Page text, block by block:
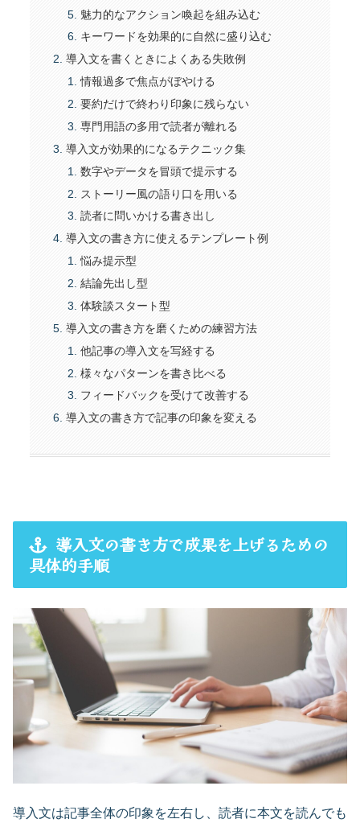
魅力的なアクション喚起を組み込む
キーワードを効果的に自然に盛り込む
導入文を書くときによくある失敗例
情報過多で焦点がぼやける
要約だけで終わり印象に残らない
専門用語の多用で読者が離れる
導入文が効果的になるテクニック集
数字やデータを冒頭で提示する
ストーリー風の語り口を用いる
読者に問いかける書き出し
導入文の書き方に使えるテンプレート例
悩み提示型
結論先出し型
体験談スタート型
導入文の書き方を磨くための練習方法
他記事の導入文を写経する
様々なパターンを書き比べる
フィードバックを受けて改善する
導入文の書き方で記事の印象を変える
導入文の書き方で成果を上げるための
具体的手順
導入文は記事全体の印象を左右し、読者に本文を読んでも